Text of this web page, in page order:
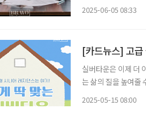
2025-06-05 08:33
[카드뉴스] 고급
실버타운은 이제 더
는 삶의 질을 높여줄
2025-05-15 08:00